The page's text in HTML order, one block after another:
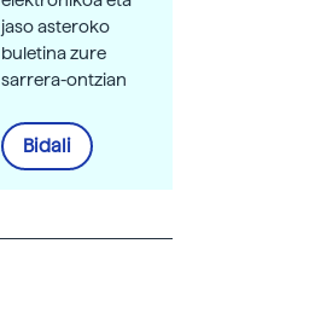
jaso asteroko
buletina zure
sarrera-ontzian
Bidali